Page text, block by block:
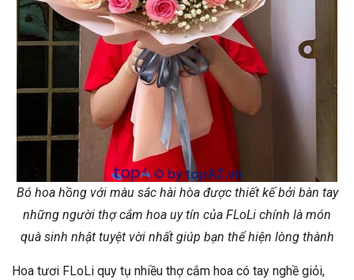
Bó hoa hồng với màu sắc hài hòa được thiết kế bởi bàn tay
những người thợ cắm hoa uy tín của FLoLi chính là món
quà sinh nhật tuyệt vời nhất giúp bạn thể hiện lòng thành
Hoa tươi FLoLi quy tụ nhiều thợ cắm hoa có tay nghề giỏi,